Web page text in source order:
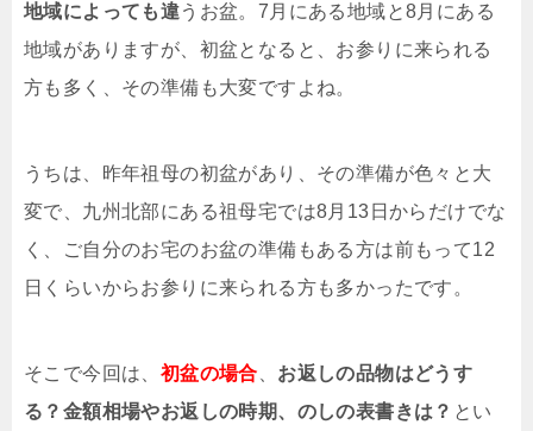
地域によっても違うお盆。7月にある地域と8月にある
地域がありますが、初盆となると、お参りに来られる
方も多く、その準備も大変ですよね。
うちは、昨年祖母の初盆があり、その準備が色々と大
変で、九州北部にある祖母宅では8月13日からだけでな
く、ご自分のお宅のお盆の準備もある方は前もって12
日くらいからお参りに来られる方も多かったです。
そこで今回は、 初盆の場合
お返しの品物はどうす
る？金額相場やお返しの時期、のしの表書きは？ とい